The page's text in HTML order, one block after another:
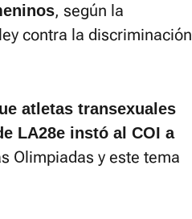
, según la
contra la discriminación
atletas transexuales
LA28e instó al COI a
Olimpiadas y este tema